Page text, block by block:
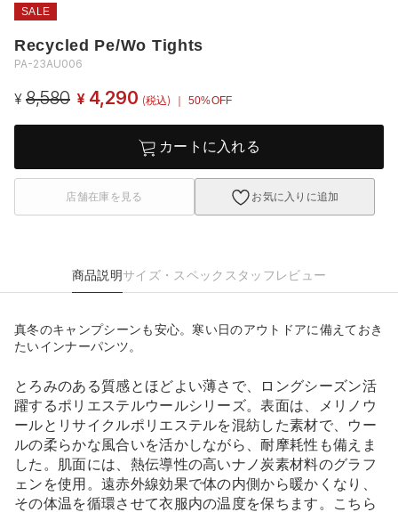
SALE
Recycled Pe/Wo Tights
PA-23AU006
¥ 8,580 ¥ 4,290 (税込) ｜ 50%OFF
カートに入れる
店舗在庫を見る お気に入りに追加
商品説明サイズ・スペック スタッフレビュー
真冬のキャンプシーンも安心。寒い日のアウトドアに備えておき
たいインナーパンツ。
とろみのある質感とほどよい薄さで、ロングシーズン活
躍するポリエステルウールシリーズ。表面は、メリノウ
ールとリサイクルポリエステルを混紡した素材で、ウー
ルの柔らかな風合いを活かしながら、耐摩耗性も備えま
した。肌面には、熱伝導性の高いナノ炭素材料のグラフ
ェンを使用。遠赤外線効果で体の内側から暖かくなり、
その体温を循環させて衣服内の温度を保ちます。こちら